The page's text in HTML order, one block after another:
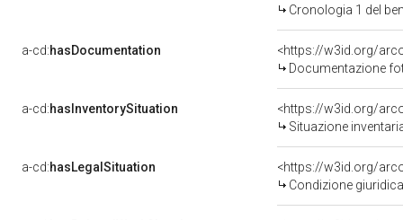
Cronologia 1 del
a-cd:hasDocumentation
Documentazione
a-cd:hasInventorySituation
<https://w3id.org/
Situazione
a-cd:hasLegalSituation
<https://w3id.org/
Condizione